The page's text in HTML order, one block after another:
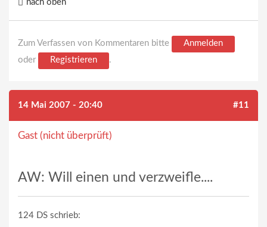
nach oben
Zum Verfassen von Kommentaren bitte
Anmelden
oder
Registrieren .
14 Mai 2007 - 20:40 #11
Gast (nicht überprüft)
AW: Will einen und verzweifle....
124 DS schrieb: